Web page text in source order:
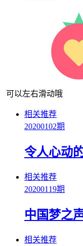
可以左右滑动哦
相关推荐
20200102期
令人心动
相关推荐
20200119期
中国梦之
相关推荐